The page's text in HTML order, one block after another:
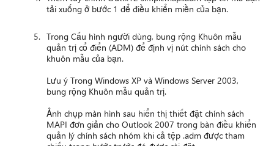
tải xuống ở bước 1 để điều khiển miền của bạn.
Trong Cấu hình người dùng, bung rộng Khuôn mẫu
quản trị cổ điển (ADM) để định vị nút chính sách cho
khuôn mẫu của bạn.
Lưu ý Trong Windows XP và Windows Server 2003,
bung rộng Khuôn mẫu quản trị.
Ảnh chụp màn hình sau hiển thị thiết đặt chính sách
MAPI đơn giản cho Outlook 2007 trong bàn điều khiển
quản lý chính sách nhóm khi cả tệp .adm được tham